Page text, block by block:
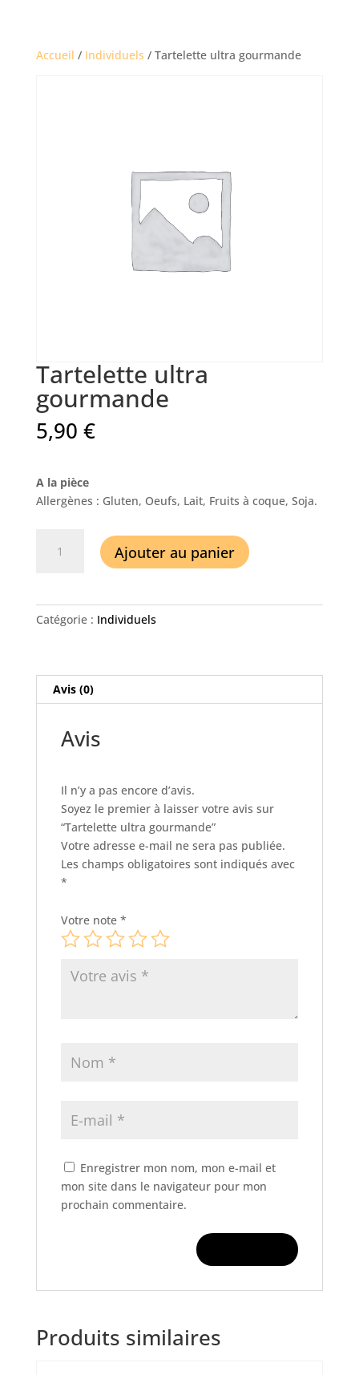
Accueil / Individuels / Tartelette ultra gourmande
Tartelette ultra
gourmande
5,90 €
A la pièce
Allergènes : Gluten, Oeufs, Lait, Fruits à coque, Soja.
gourmande
Ajouter au panier
Catégorie : Individuels
Avis (0)
Avis
Il n’y a pas encore d’avis.
Soyez le premier à laisser votre avis sur
“Tartelette ultra gourmande”
Votre adresse e-mail ne sera pas publiée.
Les champs obligatoires sont indiqués avec
*
Votre note *
Enregistrer mon nom, mon e-mail et
mon site dans le navigateur pour mon
prochain commentaire.
Produits similaires